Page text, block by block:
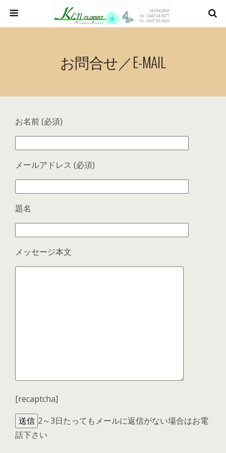
お問合せ／E-MAIL
お名前 (必須)
メールアドレス (必須)
題名
メッセージ本文
[recaptcha]
2～3日たってもメールに返信がない場合はお電
話下さい